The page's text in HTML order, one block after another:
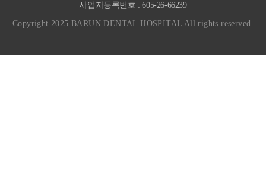
사업자등록번호 : 605-26-66239
Copyright 2025 BARUN DENTAL HOSPITAL All rights reserved.